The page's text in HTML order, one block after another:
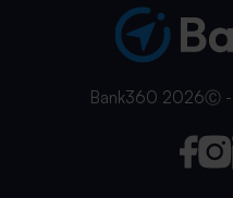
Bank360 2026Ⓒ -